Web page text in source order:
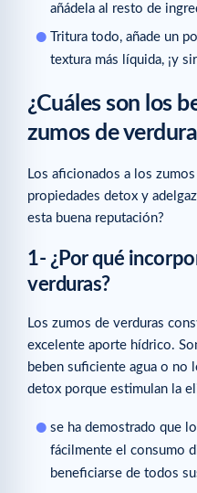
añádela al resto de
Tritura todo, añade un
textura más líquida, ¡y
¿Cuáles son los
zumos de
Los aficionados a los
propiedades detox y
esta buena reputación?
1- ¿Por qué
verduras?
Los zumos de verduras
excelente aporte hídrico.
beben suficiente agua o no
detox porque estimulan la
se ha demostrado que
fácilmente el consumo
beneficiarse de todos